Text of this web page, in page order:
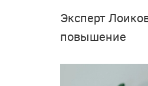
Эксперт
повышение